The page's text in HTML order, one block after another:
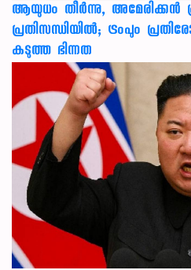
ആയുധം തീർന്നു, അമേരിക്കൻ
പ്രതിസന്ധിയിൽ; ട്രംപും
കടുത്ത ഭിന്നത